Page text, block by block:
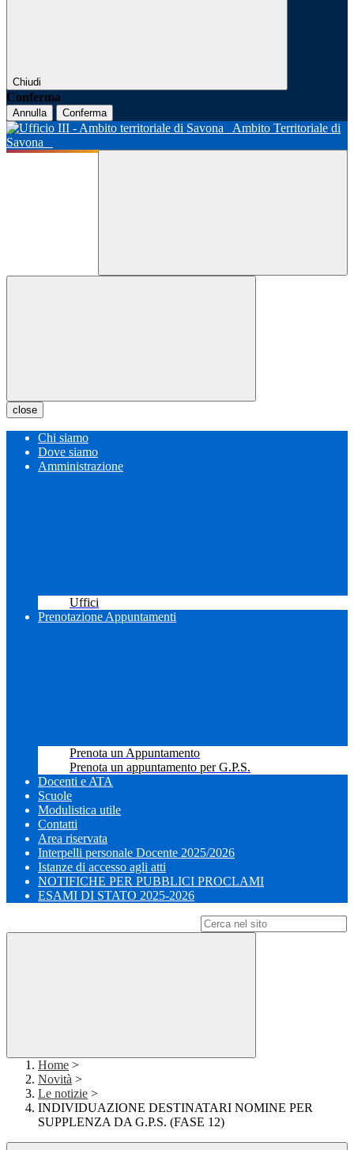
Chiudi
Conferma
Annulla Conferma
Ambito Territoriale di
Savona
close
Chi siamo
Dove siamo
Amministrazione
Uffici
Prenotazione Appuntamenti
Prenota un Appuntamento
Prenota un appuntamento per G.P.S.
Docenti e ATA
Scuole
Modulistica utile
Contatti
Area riservata
Interpelli personale Docente 2025/2026
Istanze di accesso agli atti
NOTIFICHE PER PUBBLICI PROCLAMI
ESAMI DI STATO 2025-2026
Home >
Novità >
Le notizie >
INDIVIDUAZIONE DESTINATARI NOMINE PER
SUPPLENZA DA G.P.S. (FASE 12)